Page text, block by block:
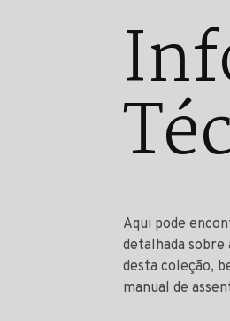
Aqui pode
detalhada
desta coleção,
manual de